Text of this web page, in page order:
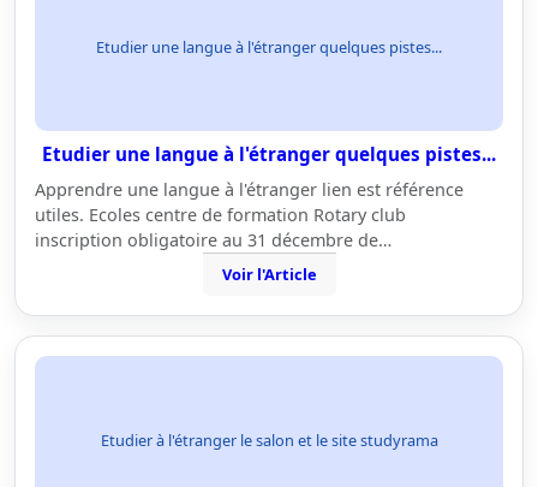
Etudier une langue à l'étranger quelques pistes...
Etudier une langue à l'étranger quelques pistes...
Apprendre une langue à l'étranger lien est référence
utiles. Ecoles centre de formation Rotary club
inscription obligatoire au 31 décembre de…
Voir l'Article
Etudier à l'étranger le salon et le site studyrama